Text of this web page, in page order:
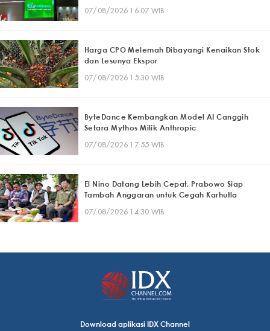
07/08/2026 16:07 WIB
Harga CPO Melemah Dibayangi Kenaikan Stok
dan Lesunya Ekspor
07/08/2026 15:30 WIB
ByteDance Kembangkan Model AI Canggih
Setara Mythos Milik Anthropic
07/08/2026 17:55 WIB
El Nino Datang Lebih Cepat, Prabowo Siap
Tambah Anggaran untuk Cegah Karhutla
07/08/2026 14:30 WIB
Download aplikasi IDX Channel